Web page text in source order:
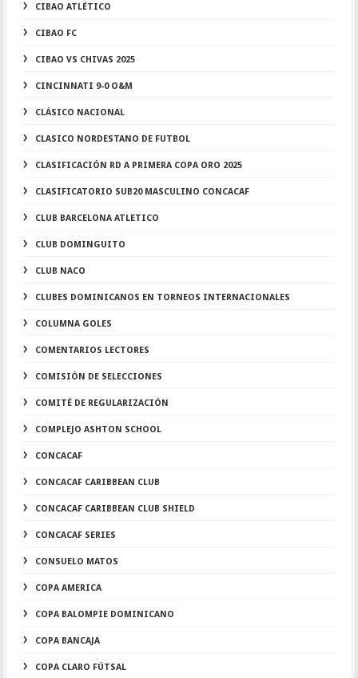
CIBAO ATLÉTICO
CIBAO FC
CIBAO VS CHIVAS 2025
CINCINNATI 9-0 O&M
CLÁSICO NACIONAL
CLASICO NORDESTANO DE FUTBOL
CLASIFICACIÓN RD A PRIMERA COPA ORO 2025
CLASIFICATORIO SUB20 MASCULINO CONCACAF
CLUB BARCELONA ATLETICO
CLUB DOMINGUITO
CLUB NACO
CLUBES DOMINICANOS EN TORNEOS INTERNACIONALES
COLUMNA GOLES
COMENTARIOS LECTORES
COMISIÓN DE SELECCIONES
COMITÉ DE REGULARIZACIÓN
COMPLEJO ASHTON SCHOOL
CONCACAF
CONCACAF CARIBBEAN CLUB
CONCACAF CARIBBEAN CLUB SHIELD
CONCACAF SERIES
CONSUELO MATOS
COPA AMERICA
COPA BALOMPIE DOMINICANO
COPA BANCAJA
COPA CLARO FÚTSAL